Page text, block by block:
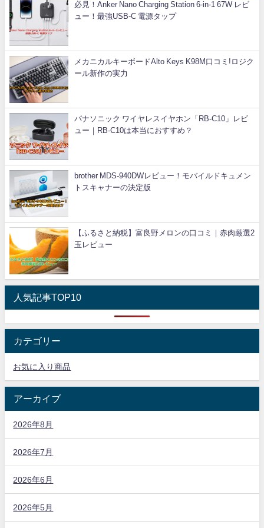
必見！Anker Nano Charging Station 6-in-1 67W レビ
ュー！最強USB-C 電源タップ
メカニカルキーボードAlto Keys K98M口コミ!ロジク
ール新作の実力
パナソニック ワイヤレスイヤホン「RB-C10」レビ
ュー｜RB-C10は本当におすすめ？
brother MDS-940DWレビュー！モバイルドキュメン
トスキャナーの決定版
【ふるさと納税】富良野メロンの口コミ｜赤肉厳選2
玉レビュー
人気記事TOP10
カテゴリー
お気に入り商品
アーカイブ
2026年8月
2026年7月
2026年6月
2026年5月